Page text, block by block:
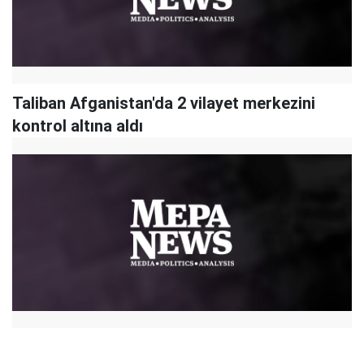
Taliban Afganistan'da 2 vilayet merkezini
kontrol altına aldı